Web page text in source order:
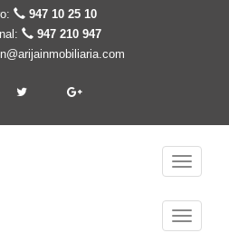
947 10 25 10
947 210 947
Cambiar
Cambiar